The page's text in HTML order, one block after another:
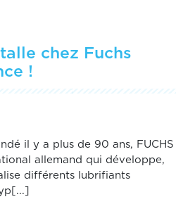
chez Fuchs
!
il y a plus de 90 ans, FUCHS
allemand qui développe,
différents lubrifiants